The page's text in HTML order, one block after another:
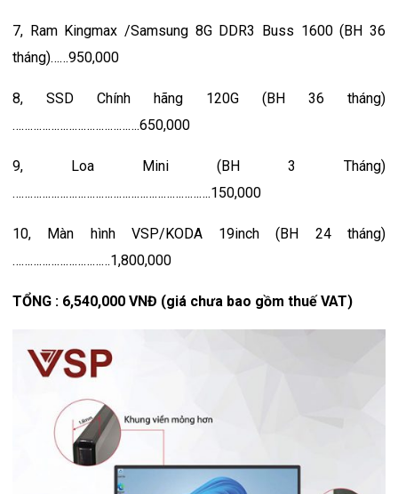
7, Ram Kingmax /Samsung 8G DDR3 Buss 1600 (BH 36
tháng)……950,000
8, SSD Chính hãng 120G (BH 36 tháng)
…………………………………….650,000
9, Loa Mini (BH 3 Tháng)
………………………………………………………….150,000
10, Màn hình VSP/KODA 19inch (BH 24 tháng)
……………………………1,800,000
TỔNG : 6,540,000 VNĐ (giá chưa bao gồm thuế VAT)